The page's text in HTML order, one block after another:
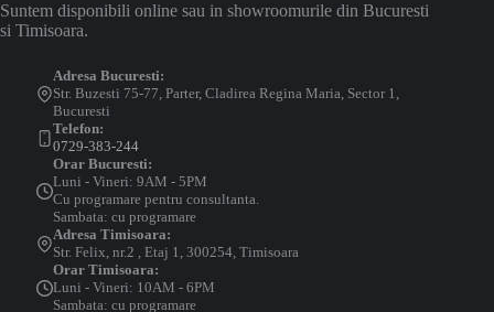
Suntem disponibili online sau in showroomurile din Bucuresti
si Timisoara.
Adresa Bucuresti:
Str. Buzesti 75-77, Parter, Cladirea Regina Maria, Sector 1,
Bucuresti
Telefon:
0729-383-244
Orar Bucuresti:
Luni - Vineri: 9AM - 5PM
Cu programare pentru consultanta.
Sambata: cu programare
Adresa Timisoara:
Str. Felix, nr.2 , Etaj 1, 300254, Timisoara
Orar Timisoara:
Luni - Vineri: 10AM - 6PM
Sambata: cu programare